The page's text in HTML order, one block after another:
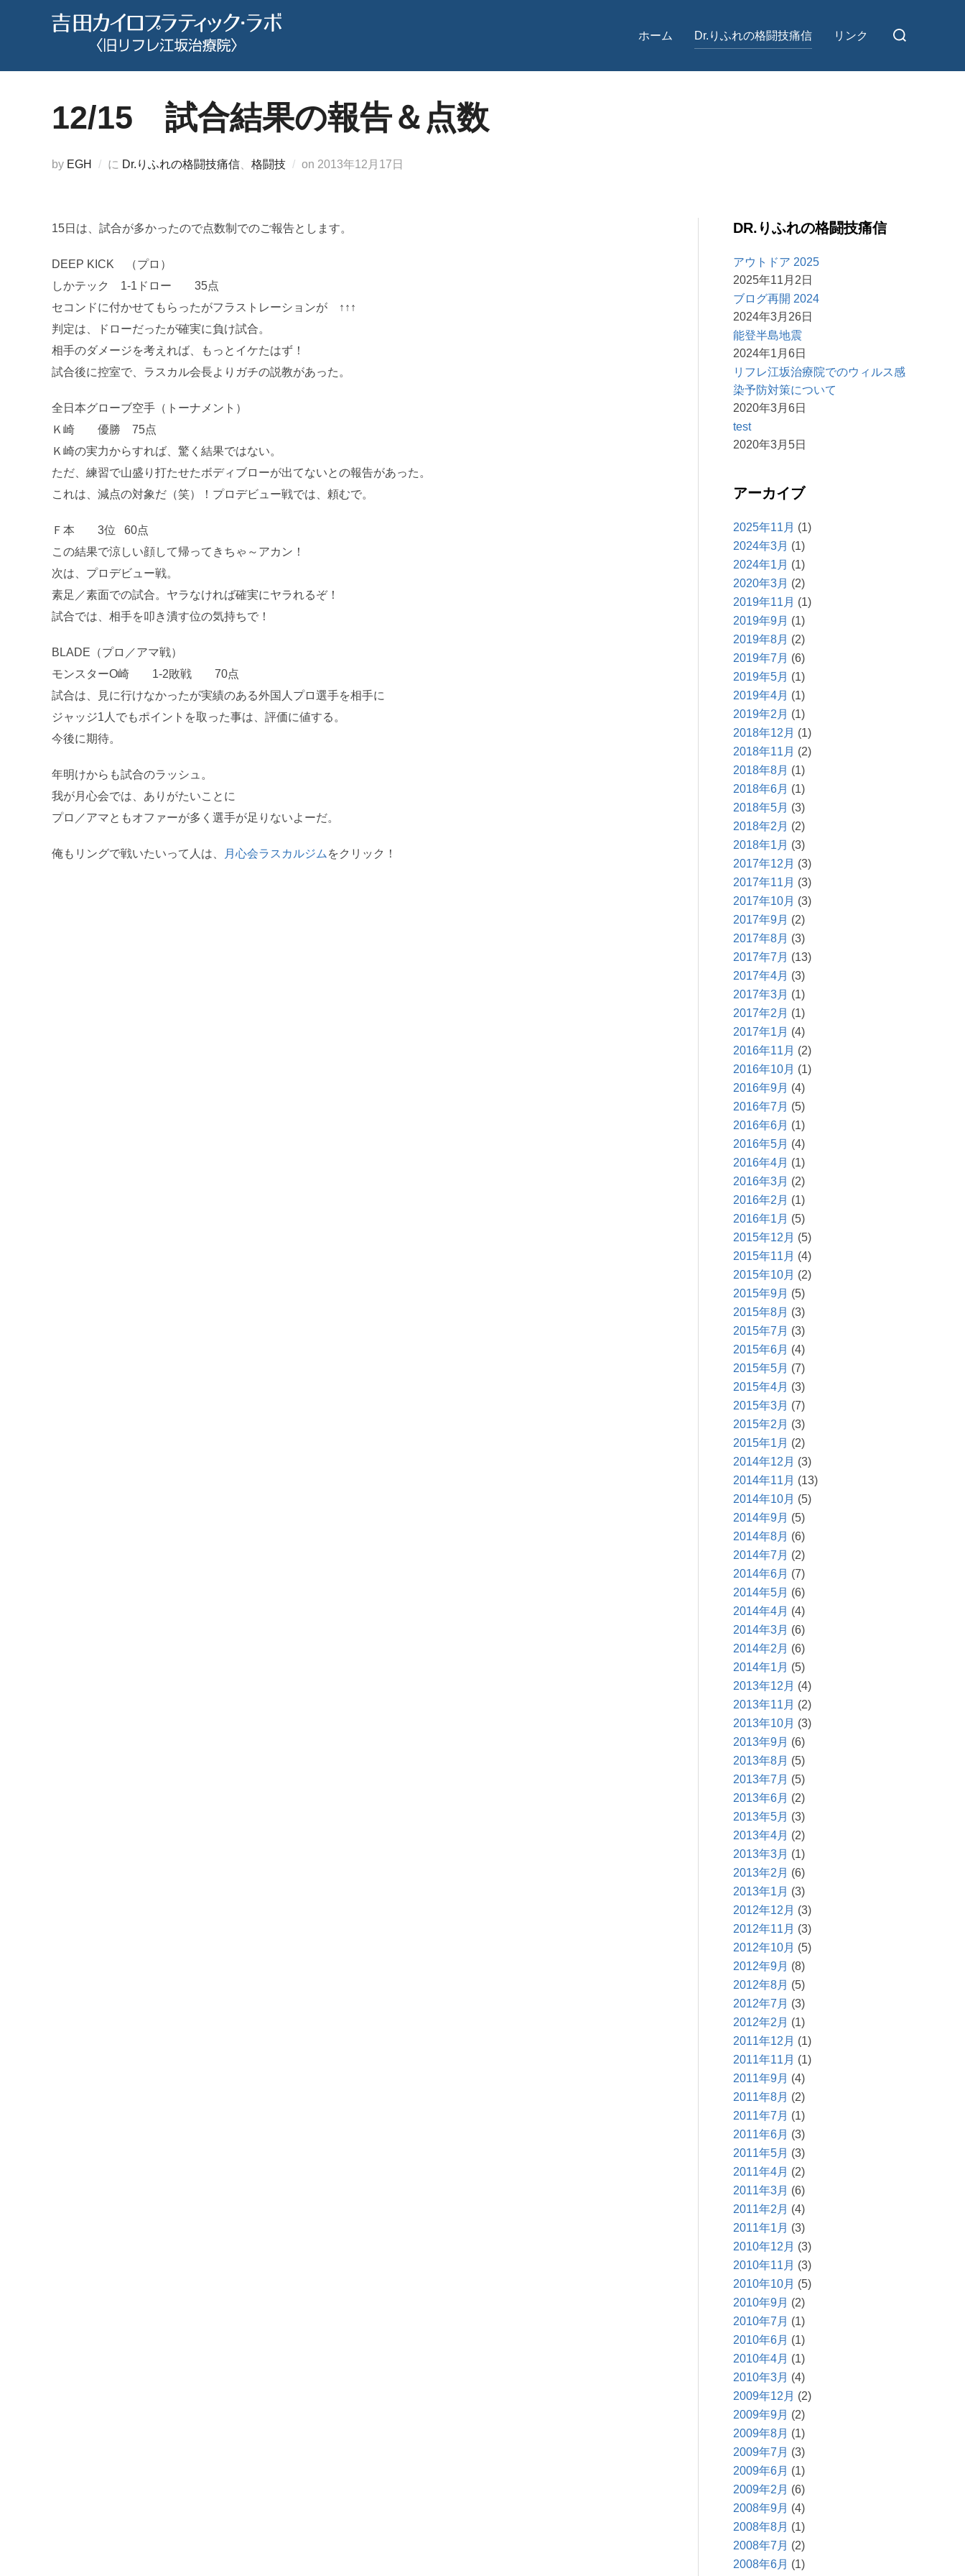
ン
ホーム Dr.りふれの格闘技痛信 リンク
検
12/15 試合結果の報告＆点数
by EGH に Dr.りふれの格闘技痛信 格闘技 on 投
2013年12月17日
15日は、試合が多かったので点数制でのご報告とします。
DEEP KICK （プロ）
しかテック 1-1ドロー 35点
セコンドに付かせてもらったがフラストレーションが ↑↑↑
判定は、ドローだったが確実に負け試合。
相手のダメージを考えれば、もっとイケたはず！
試合後に控室で、ラスカル会長よりガチの説教があった。
全日本グローブ空手（トーナメント）
Ｋ崎 優勝 75点
Ｋ崎の実力からすれば、驚く結果ではない。
ただ、練習で山盛り打たせたボディブローが出てないとの報告があった。
これは、減点の対象だ（笑）！プロデビュー戦では、頼むで。
Ｆ本 3位 60点
この結果で涼しい顔して帰ってきちゃ～アカン！
次は、プロデビュー戦。
素足／素面での試合。ヤラなければ確実にヤラれるぞ！
試合では、相手を叩き潰す位の気持ちで！
BLADE（プロ／アマ戦）
モンスターO崎 1-2敗戦 70点
試合は、見に行けなかったが実績のある外国人プロ選手を相手に
ジャッジ1人でもポイントを取った事は、評価に値する。
今後に期待。
年明けからも試合のラッシュ。
我が月心会では、ありがたいことに
プロ／アマともオファーが多く選手が足りないよーだ。
俺もリングで戦いたいって人は、 月心会ラスカルジム をクリック！
DR.りふれの格闘技痛信
アウトドア 2025
2025年11月2日
ブログ再開 2024
2024年3月26日
能登半島地震
2024年1月6日
リフレ江坂治療院でのウィルス感
染予防対策について
2020年3月6日
test
2020年3月5日
アーカイブ
2025年11月 (1)
2024年3月 (1)
2024年1月 (1)
2020年3月 (2)
2019年11月 (1)
2019年9月 (1)
2019年8月 (2)
2019年7月 (6)
2019年5月 (1)
2019年4月 (1)
2019年2月 (1)
2018年12月 (1)
2018年11月 (2)
2018年8月 (1)
2018年6月 (1)
2018年5月 (3)
2018年2月 (2)
2018年1月 (3)
2017年12月 (3)
2017年11月 (3)
2017年10月 (3)
2017年9月 (2)
2017年8月 (3)
2017年7月 (13)
2017年4月 (3)
2017年3月 (1)
2017年2月 (1)
2017年1月 (4)
2016年11月 (2)
2016年10月 (1)
2016年9月 (4)
2016年7月 (5)
2016年6月 (1)
2016年5月 (4)
2016年4月 (1)
2016年3月 (2)
2016年2月 (1)
2016年1月 (5)
2015年12月 (5)
2015年11月 (4)
2015年10月 (2)
2015年9月 (5)
2015年8月 (3)
2015年7月 (3)
2015年6月 (4)
2015年5月 (7)
2015年4月 (3)
2015年3月 (7)
2015年2月 (3)
2015年1月 (2)
2014年12月 (3)
2014年11月 (13)
2014年10月 (5)
2014年9月 (5)
2014年8月 (6)
2014年7月 (2)
2014年6月 (7)
2014年5月 (6)
2014年4月 (4)
2014年3月 (6)
2014年2月 (6)
2014年1月 (5)
2013年12月 (4)
2013年11月 (2)
2013年10月 (3)
2013年9月 (6)
2013年8月 (5)
2013年7月 (5)
2013年6月 (2)
2013年5月 (3)
2013年4月 (2)
2013年3月 (1)
2013年2月 (6)
2013年1月 (3)
2012年12月 (3)
2012年11月 (3)
2012年10月 (5)
2012年9月 (8)
2012年8月 (5)
2012年7月 (3)
2012年2月 (1)
2011年12月 (1)
2011年11月 (1)
2011年9月 (4)
2011年8月 (2)
2011年7月 (1)
2011年6月 (3)
2011年5月 (3)
2011年4月 (2)
2011年3月 (6)
2011年2月 (4)
2011年1月 (3)
2010年12月 (3)
2010年11月 (3)
2010年10月 (5)
2010年9月 (2)
2010年7月 (1)
2010年6月 (1)
2010年4月 (1)
2010年3月 (4)
2009年12月 (2)
2009年9月 (2)
2009年8月 (1)
2009年7月 (3)
2009年6月 (1)
2009年2月 (6)
2008年9月 (4)
2008年8月 (1)
2008年7月 (2)
2008年6月 (1)